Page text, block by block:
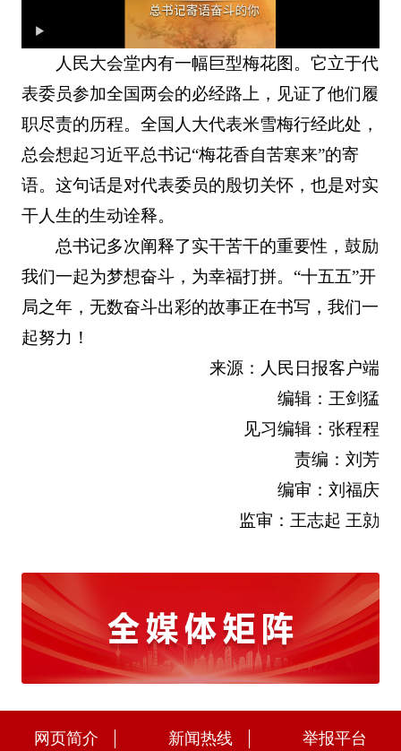
人民大会堂内有一幅巨型梅花图。它立于代
表委员参加全国两会的必经路上，见证了他们履
职尽责的历程。全国人大代表米雪梅行经此处，
总会想起习近平总书记“梅花香自苦寒来”的寄
语。这句话是对代表委员的殷切关怀，也是对实
干人生的生动诠释。
总书记多次阐释了实干苦干的重要性，鼓励
我们一起为梦想奋斗，为幸福打拼。“十五五”开
局之年，无数奋斗出彩的故事正在书写，我们一
起努力！
来源：人民日报客户端
编辑：王剑猛
见习编辑：张程程
责编：刘芳
编审：刘福庆
监审：王志起 王勍
网页简介 新闻热线 举报平台